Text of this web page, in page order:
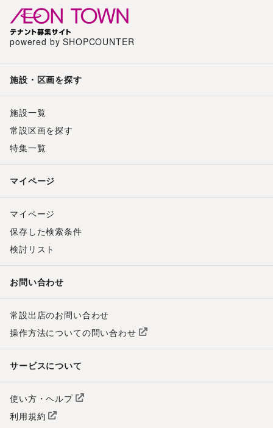
powered by SHOPCOUNTER
施設・区画を探す
施設一覧
常設区画を探す
特集一覧
マイページ
マイページ
保存した検索条件
検討リスト
お問い合わせ
常設出店のお問い合わせ
操作方法についての問い合わせ
サービスについて
使い方・ヘルプ
利用規約